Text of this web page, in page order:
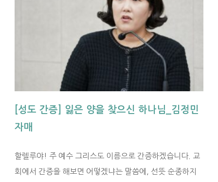
[성도 간증] 잃은 양을 찾으신 하나님_김정민
자매
할렐루야! 주 예수 그리스도 이름으로 간증하겠습니다. 교
회에서 간증을 해보면 어떻겠냐는 말씀에, 선뜻 순종하지